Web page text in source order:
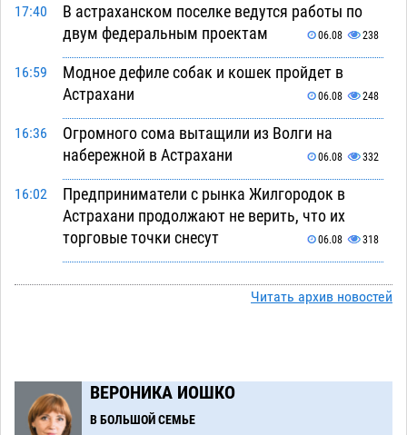
17:40
В астраханском поселке ведутся работы по
двум федеральным проектам
06.08 238
16:59
Модное дефиле собак и кошек пройдет в
Астрахани
06.08 248
16:36
Огромного сома вытащили из Волги на
набережной в Астрахани
06.08 332
16:02
Предприниматели с рынка Жилгородок в
Астрахани продолжают не верить, что их
торговые точки снесут
06.08 318
на новой серебряной монете Банка России
в музее Пушкина в Москве
06.08 231
13:50
Мэрия Астрахани переводит городские
Читать архив новостей
ВЕРОНИКА ИОШКО
В БОЛЬШОЙ СЕМЬЕ